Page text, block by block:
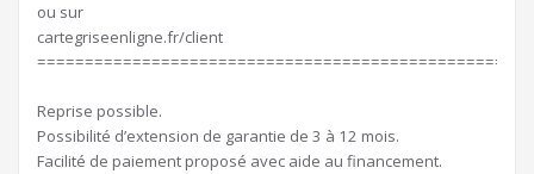
ou sur
cartegriseenligne.fr/client
Reprise possible.
Possibilité d’extension de garantie de 3 à 12 mois.
Facilité de paiement proposé avec aide au financement.